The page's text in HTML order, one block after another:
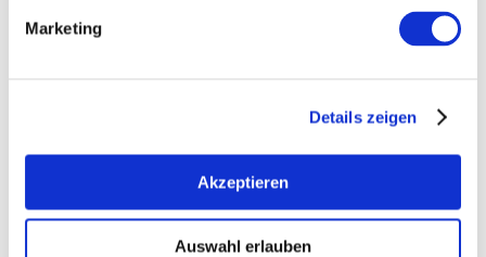
Marketing
Details zeigen
Akzeptieren
Auswahl erlauben